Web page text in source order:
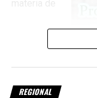
REGIONAL